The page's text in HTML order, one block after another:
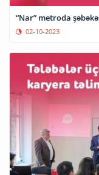
“Nar” metroda
02-10-2023